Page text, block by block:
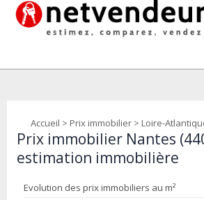
Accueil > Prix immobilier > Loire-
Prix immobilier Nantes
estimation immobilière
Evolution des prix immobiliers au m²